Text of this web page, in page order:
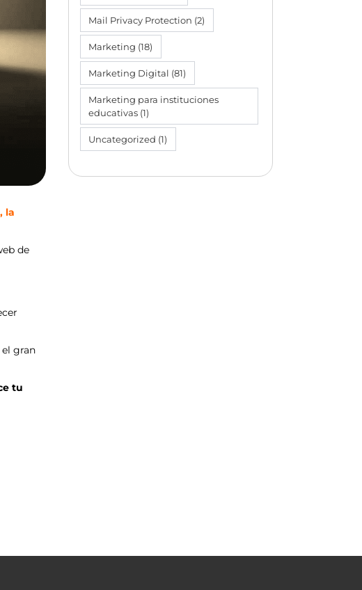
la
de
gran
tu
Mail Privacy Protection (2)
Marketing (18)
Marketing Digital (81)
Marketing para instituciones
educativas (1)
Uncategorized (1)